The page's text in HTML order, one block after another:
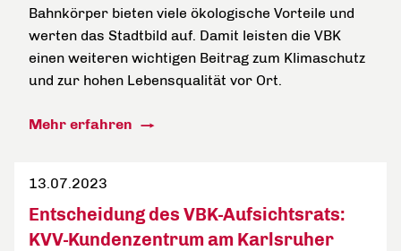
Bahnkörper bieten viele ökologische Vorteile und
werten das Stadtbild auf. Damit leisten die VBK
einen weiteren wichtigen Beitrag zum Klimaschutz
und zur hohen Lebensqualität vor Ort.
Mehr erfahren
13.07.2023
Entscheidung des VBK-Aufsichtsrats:
KVV-Kundenzentrum am Karlsruher